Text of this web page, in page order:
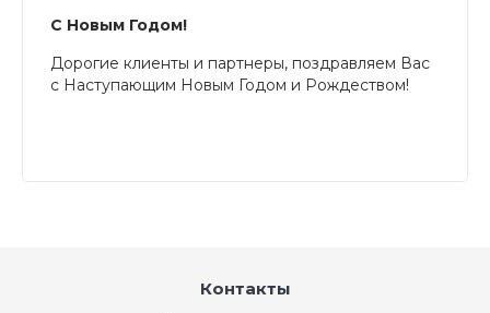
С Новым Годом!
Дорогие клиенты и партнеры, поздравляем Вас
с Наступающим Новым Годом и Рождеством!
Контакты